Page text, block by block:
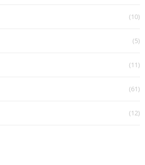
(10)
(5)
(11)
(61)
(12)